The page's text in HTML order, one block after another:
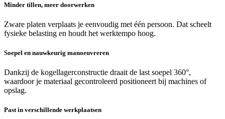
Minder tillen, meer doorwerken
Zware platen verplaats je eenvoudig met één persoon. Dat scheelt
fysieke belasting en houdt het werktempo hoog.
Soepel en nauwkeurig manoeuvreren
Dankzij de kogellagerconstructie draait de last soepel 360°,
waardoor je materiaal gecontroleerd positioneert bij machines of
opslag.
Past in verschillende werkplaatsen